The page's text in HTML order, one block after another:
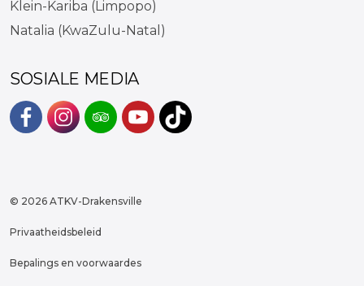
Klein-Kariba (Limpopo)
Natalia (KwaZulu-Natal)
SOSIALE MEDIA
© 2026 ATKV-Drakensville
Privaatheidsbeleid
Bepalings en voorwaardes